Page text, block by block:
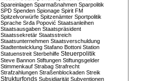
Spareinlagen Sparmaßnahmen Sparpolitik
SPD Spenden Spionage Spirit FM
Spitzelvorwürfe Spitzenämter Sportpolitik
Sprache Srđa Popović Staatsanleihen
Staatsausgaben Staatspräsident
Staatssekretär Staatsstreich
Staatsunternehmen Staatsverschuldung
Stadtentwicklung Stafano Bottoni Station
Statuenstreit Sterbehilfe Steuerpolitik
Steve Bannon Stiftungen Stiftungsgelder
Stimmenkauf Strabag Strafrecht
Strafzahlungen Straßenblockaden Streik
Strukturfonds Subsidiarität Subventionen